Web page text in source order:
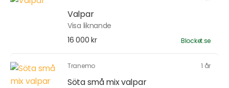
Valpar
Visa liknande
16 000 kr
Blocket.se
Tranemo 1 år
Söta små mix valpar